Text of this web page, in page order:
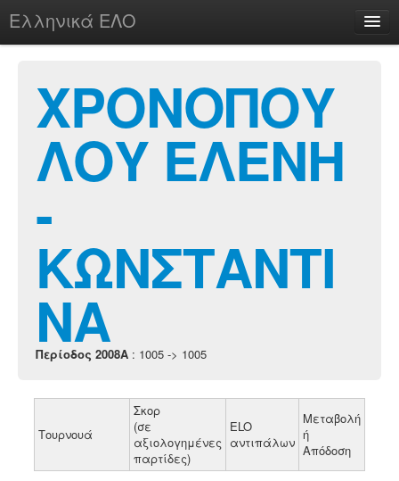
Ελληνικά ΕΛΟ
chesstu.be @ discord
Login
ΧΡΟΝΟΠΟΥ
ΛΟΥ ΕΛΕΝΗ
-
ΚΩΝΣΤΑΝΤΙ
ΝΑ
Περίοδος 2008A : 1005 -> 1005
Τουρνουά
Σκορ
(σε
αξιολογημένες
παρτίδες)
ELO
αντιπάλων
Μεταβολή
ή
Απόδοση